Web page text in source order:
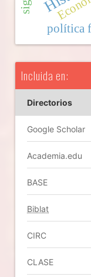
política
Incluida en:
Directorios
Google Scholar
Academia.edu
BASE
Biblat
CIRC
CLASE